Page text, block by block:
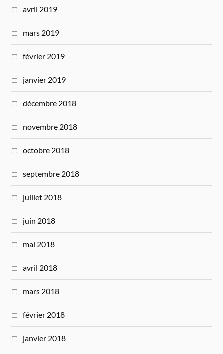
avril 2019
mars 2019
février 2019
janvier 2019
décembre 2018
novembre 2018
octobre 2018
septembre 2018
juillet 2018
juin 2018
mai 2018
avril 2018
mars 2018
février 2018
janvier 2018